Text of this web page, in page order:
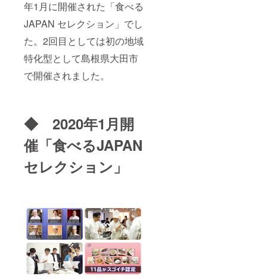
年1月に開催された「食べる
JAPAN セレクション」でし
た。2回目としては初の地域
特化型として島根県大田市
で開催されました。
◆ 2020年1月開
催「食べるJAPAN
セレクション」